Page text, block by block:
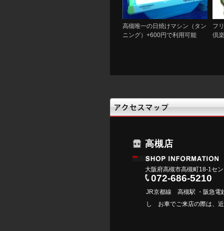
高槻唯一の日焼けマシン（タン
ニング）+600円で利用可能
フ
倶
高槻店
大阪府高槻市高槻町18-1セ
072-686-5210
JR京都線 高槻駅 ・阪急
し お車でご来店の際は、